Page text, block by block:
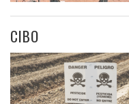
CIBO